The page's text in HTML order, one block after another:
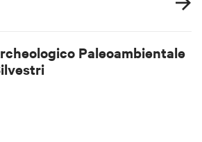
Paleoambientale